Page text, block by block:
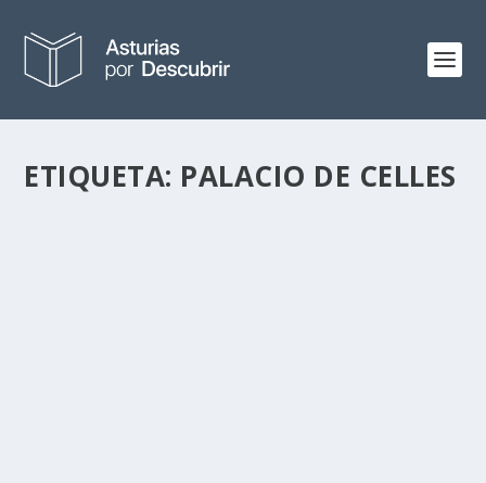
ETIQUETA: PALACIO DE CELLES